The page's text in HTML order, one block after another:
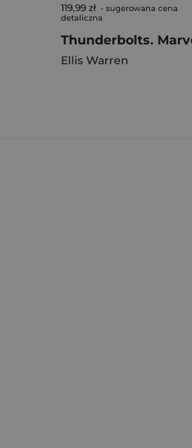
119,99 zł - sugerowana cena
detaliczna
Ellis Warren